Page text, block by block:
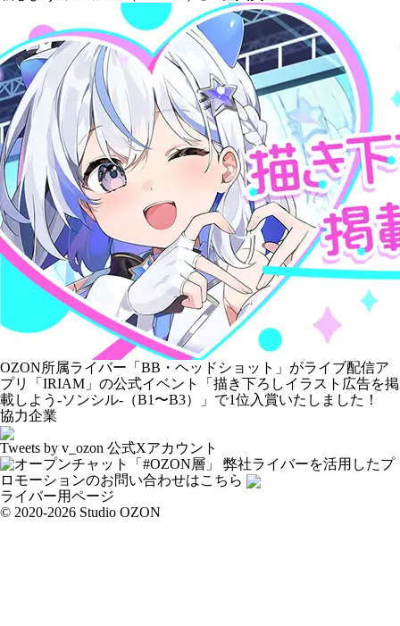
OZON所属ライバー「 BB・ヘッドショット 」がライブ配信ア
プリ「IRIAM」の公式イベント「描き下ろしイラスト広告を掲
載しよう-ソンシル-（B1〜B3）」で1位入賞いたしました！
協力企業
Tweets by v_ozon 公式Xアカウント
弊社ライバーを活用したプ
ロモーションのお問い合わせはこちら
ライバー用ページ
© 2020-2026 Studio OZON